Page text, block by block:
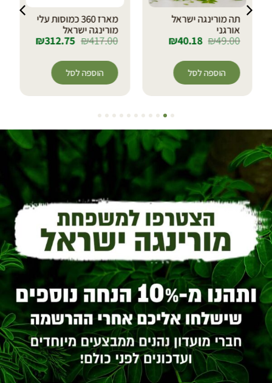
תה מורינגה ישראל
אורגני
₪49.00
₪40.18
הוספה לסל
מארז 360 כמוסות עלי
מורינגה ישראל
₪417.00
₪312.75
הוספה לסל